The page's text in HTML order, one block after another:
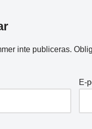
inte publiceras.
E-